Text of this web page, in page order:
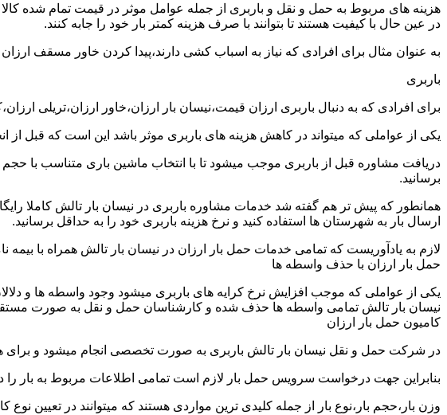
هزینه های مربوط به حمل و نقل و باربری از جمله عوامل موثر در قیمت تمام شده
در عین حال با کیفیت هستند تا بتوانند با صرف هزینه کمتر بار خود را جابه کنند.
به عنوان مثال برای افرادی که نیاز به اسباب کشی دارند،پیدا کردن خاور مسقف
باربری
برای افرادی که به دنبال باربری ارزان قیمت،نیسان بار ارزان،خاور ارزان،تریلی
یکی از عواملی که میتواند در کاهش هزینه های باربری موثر باشد این است که قبل
دریافت مشاوره قبل از باربری موجب میشود تا با انتخاب ماشین باری متناسب با
برسانید.
همانطور که پیش تر هم گفته شد خدمات مشاوره باربری در نیسان بار تالش کاملا
ارسال بار به شهرستان ها استفاده کنید و نرخ هزینه باربری خود را به حداقل برسانید.
لازم به یادآوریست که تمامی خدمات حمل بار ارزان در نیسان بار تالش همراه با بیمه
حمل بار ارزان با حذف واسطه ها
یکی از عواملی که موجب افزایش نرخ کرایه های باربری میشود وجود واسطه ها و
نیسان بار تالش تمامی واسطه ها حذف شده و کارشناسان حمل و نقل به صورت مستقیم با
کامیون حمل بار ارزان
در شرکت حمل و نقل نیسان بار تالش باربری به صورت تخصصی انجام میشود و برای
بنابراین جهت درخواست سرویس حمل بار لازم است تمامی اطلاعات مربوط به بار را در
وزن بار،حجم بار،نوع بار از جمله کلیدی ترین مواردی هستند که میتوانند در تعیین نوع